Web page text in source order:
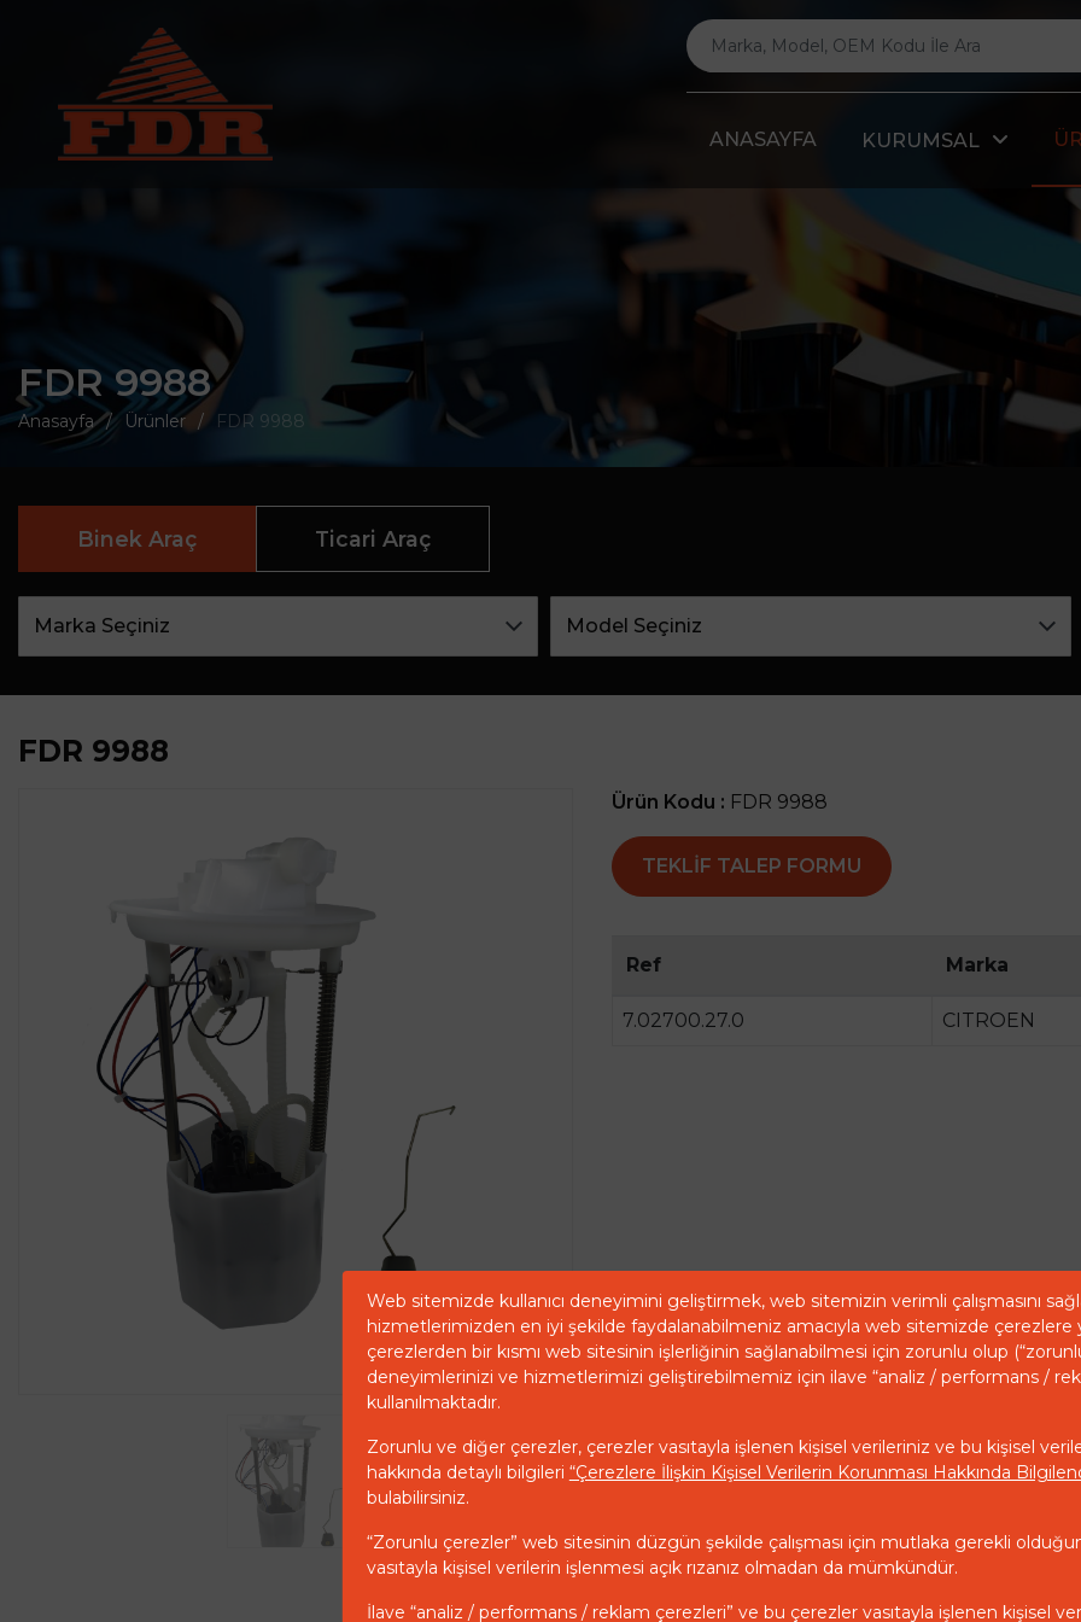
ANASAYFA KURUMSAL
FDR 9988
Anasayfa Ürünler FDR 9988
Binek Araç Ticari Araç
FDR 9988
Ürün Kodu : FDR 9988
TEKLIF TALEP FORMU
Ref Marka
7.02700.27.0 CITROEN
Web sitemizde kullanıcı deneyimini geliştirmek, web sitemizin verimli çalışmasını
hizmetlerimizden en iyi şekilde faydalanabilmeniz amacıyla web sitemizde çerezlere
çerezlerden bir kısmı web sitesinin işlerliğinin sağlanabilmesi için zorunlu olup
deneyimlerinizi ve hizmetlerimizi geliştirebilmemiz için ilave “analiz / performans /
kullanılmaktadır.
Zorunlu ve diğer çerezler, çerezler vasıtayla işlenen kişisel verileriniz ve bu kişisel
hakkında detaylı bilgileri “Çerezlere İlişkin Kişisel Verilerin Korunması Hakkında
bulabilirsiniz.
“Zorunlu çerezler” web sitesinin düzgün şekilde çalışması için mutlaka gerekli
vasıtayla kişisel verilerin işlenmesi açık rızanız olmadan da mümkündür.
İlave “analiz / performans / reklam çerezleri” ve bu çerezler vasıtayla işlenen kişisel